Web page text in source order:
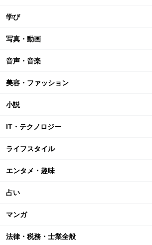
学び
写真・動画
音声・音楽
美容・ファッション
小説
IT・テクノロジー
ライフスタイル
エンタメ・趣味
占い
マンガ
法律・税務・士業全般